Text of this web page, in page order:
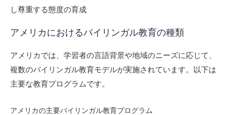
し尊重する態度の育成
アメリカにおけるバイリンガル教育の種類
アメリカでは、学習者の言語背景や地域のニーズに応じて、
複数のバイリンガル教育モデルが実施されています。以下は
主要な教育プログラムです。
アメリカの主要バイリンガル教育プログラム